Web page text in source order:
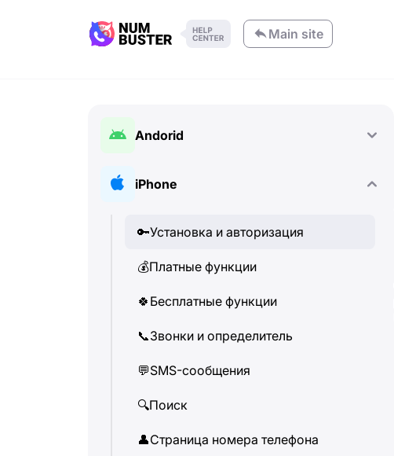
Main site
Andorid
🔑
iPhone
🔑Установка и авторизация
💰Платные функции
🍀 Бесплатные функции
📞Звонки и определитель
💬SMS-сообщения
🔍Поиск
👤Страница номера телефона